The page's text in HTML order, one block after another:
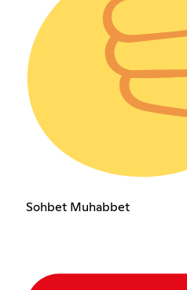
Sohbet Muhabbetㅤㅤㅤㅤㅤㅤㅤㅤㅤㅤㅤㅤㅤㅤㅤ